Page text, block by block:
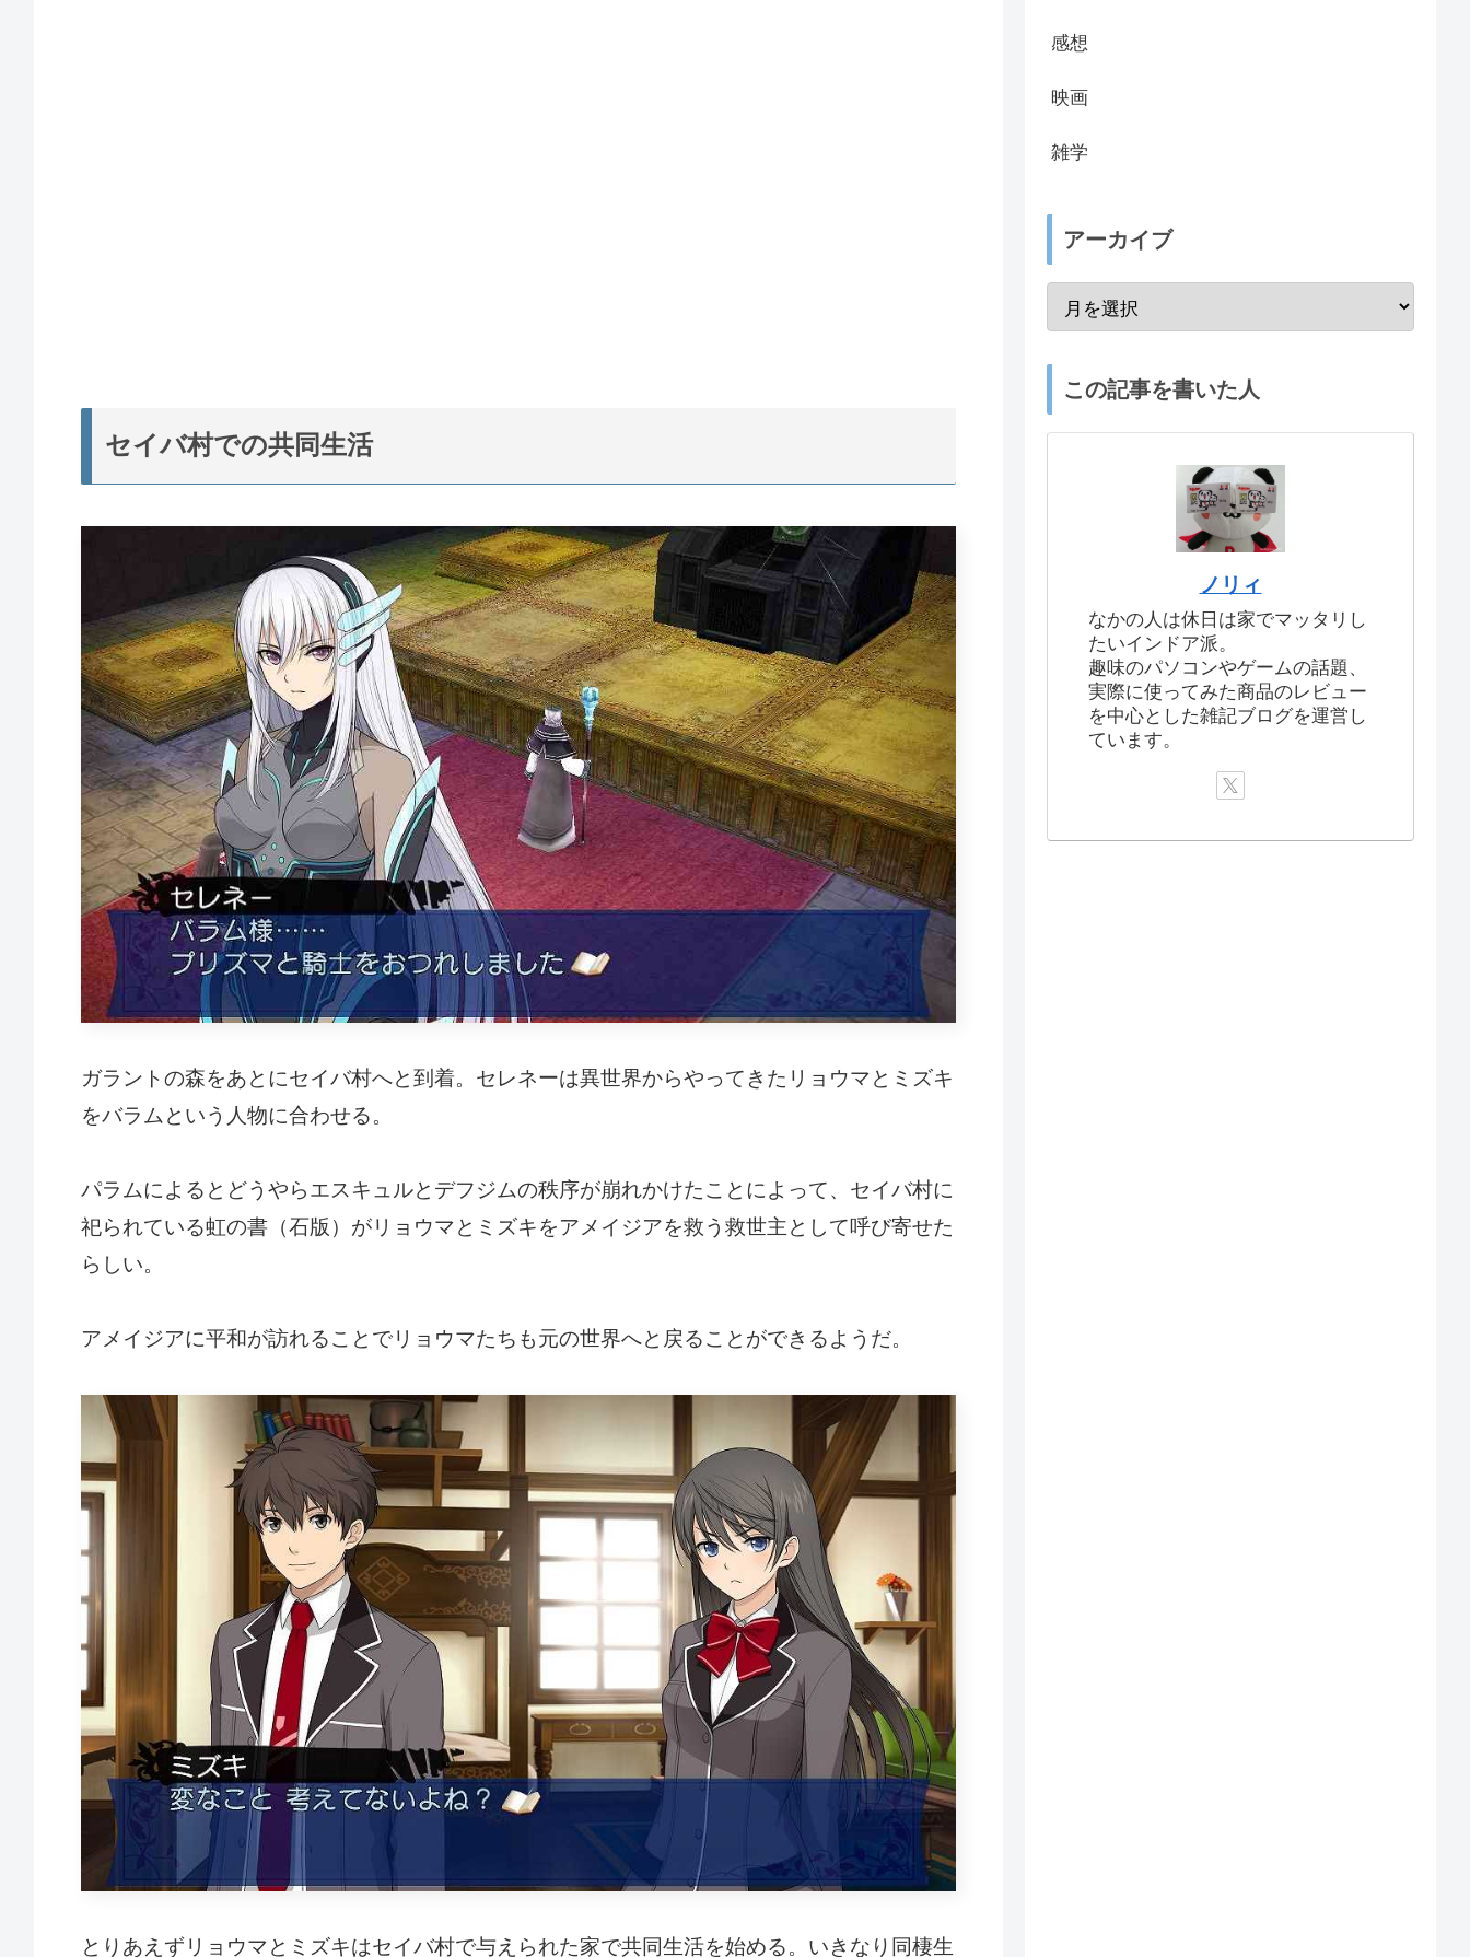
セイバ村での共同生活
ガラントの森をあとにセイバ村へと到着。セレネーは異世界からやってきたリョウマとミズキ
をバラムという人物に合わせる。
パラムによるとどうやらエスキュルとデフジムの秩序が崩れかけたことによって、セイバ村に
祀られている虹の書（石版）がリョウマとミズキをアメイジアを救う救世主として呼び寄せた
らしい。
アメイジアに平和が訪れることでリョウマたちも元の世界へと戻ることができるようだ。
とりあえずリョウマとミズキはセイバ村で与えられた家で共同生活を始める。いきなり同棲生
感想
映画
雑学
アーカイブ
この記事を書いた人
ノリィ
なかの人は休日は家でマッタリし
たいインドア派。
趣味のパソコンやゲームの話題、
実際に使ってみた商品のレビュー
を中心とした雑記ブログを運営し
ています。